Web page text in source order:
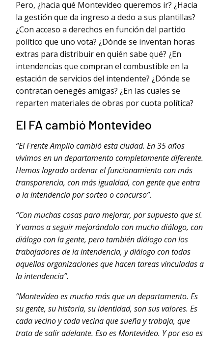
Pero, ¿hacia qué Montevideo queremos ir? ¿Hacia
la gestión que da ingreso a dedo a sus plantillas?
¿Con acceso a derechos en función del partido
político que uno vota? ¿Dónde se inventan horas
extras para distribuir en quién sabe qué? ¿En
intendencias que compran el combustible en la
estación de servicios del intendente? ¿Dónde se
contratan oenegés amigas? ¿En las cuales se
reparten materiales de obras por cuota política?
El FA cambió Montevideo
“El Frente Amplio cambió esta ciudad. En 35 años
vivimos en un departamento completamente diferente.
Hemos logrado ordenar el funcionamiento con más
transparencia, con más igualdad, con gente que entra
a la intendencia por sorteo o concurso”.
“Con muchas cosas para mejorar, por supuesto que sí.
Y vamos a seguir mejorándolo con mucho diálogo, con
diálogo con la gente, pero también diálogo con los
trabajadores de la intendencia, y diálogo con todas
aquellas organizaciones que hacen tareas vinculadas a
la intendencia”.
“Montevideo es mucho más que un departamento. Es
su gente, su historia, su identidad, son sus valores. Es
cada vecino y cada vecina que sueña y trabaja, que
trata de salir adelante. Eso es Montevideo. Y por eso es